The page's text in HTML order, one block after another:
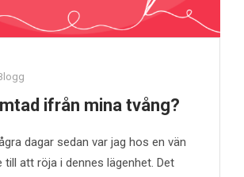
ifrån mina tvång?
dagar sedan var jag hos en vän
till att röja i dennes lägenhet. Det